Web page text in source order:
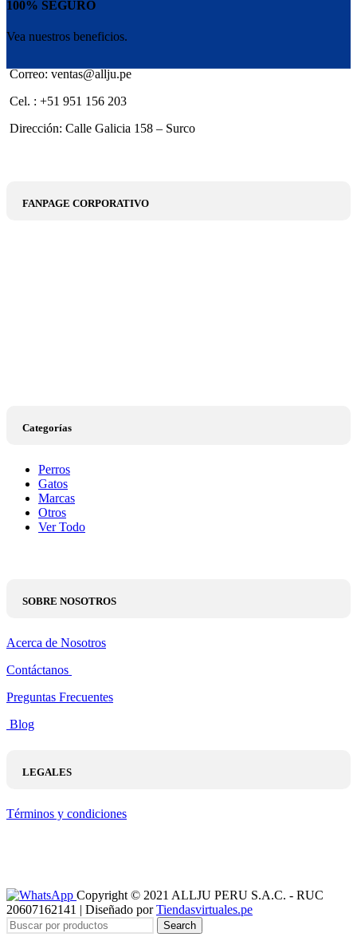
100% SEGURO
Vea nuestros beneficios.
Correo: ventas@allju.pe
Cel. : +51 951 156 203
Dirección: Calle Galicia 158 – Surco
FANPAGE CORPORATIVO
Categorías
Perros
Gatos
Marcas
Otros
Ver Todo
SOBRE NOSOTROS
Acerca de Nosotros
Contáctanos
Preguntas Frecuentes
Blog
LEGALES
Términos y condiciones
Copyright © 2021 ALLJU PERU S.A.C. - RUC
20607162141 | Diseñado porTiendasvirtuales.pe
Search